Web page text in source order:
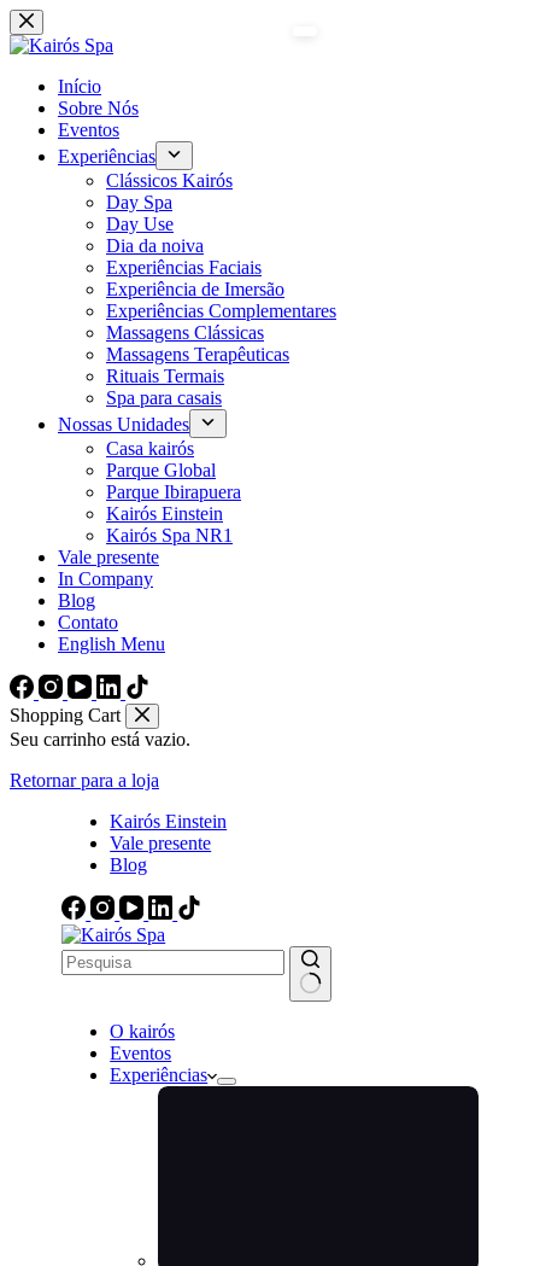
Pular
para
conteúdoInício
Sobre Nós
Eventos
Experiências
Clássicos Kairós
Day Spa
Day Use
Dia da noiva
Experiências Faciais
Experiência de Imersão
Experiências Complementares
Massagens Clássicas
Massagens Terapêuticas
Rituais Termais
Spa para casais
Nossas Unidades
Casa kairós
Parque Global
Parque Ibirapuera
Kairós Einstein
Kairós Spa NR1
Vale presente
In Company
Blog
Contato
English Menu
Shopping Cart
Seu carrinho está vazio.
Retornar para a loja
Kairós Einstein
Vale presente
Blog
resultadosO kairós
Eventos
Experiências